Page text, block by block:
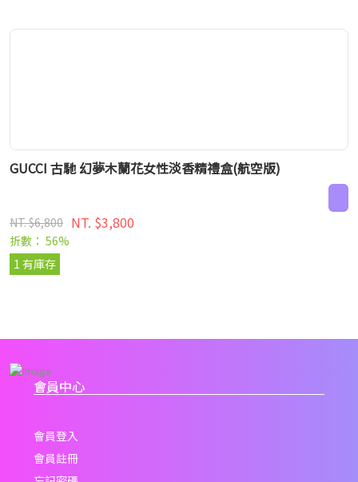
GUCCI 古馳 幻夢木蘭花女性淡香精禮盒(航空版)
NT. $6,800 NT. $3,800
折數： 56%
1 有庫存
會員中心
會員登入
會員註冊